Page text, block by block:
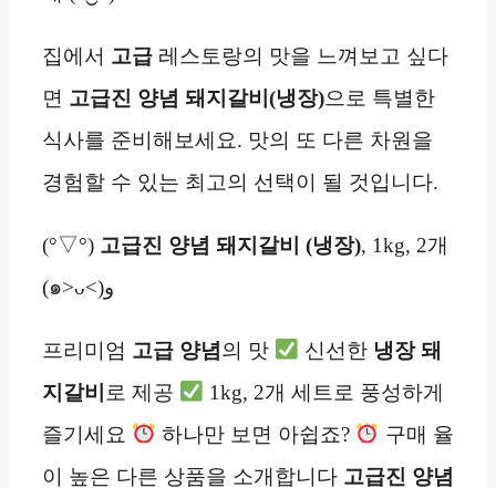
집에서 고급 레스토랑의 맛을 느껴보고 싶다
면 고급진 양념 돼지갈비(냉장)으로 특별한
식사를 준비해보세요. 맛의 또 다른 차원을
경험할 수 있는 최고의 선택이 될 것입니다.
(°▽°) 고급진 양념 돼지갈비 (냉장), 1kg, 2개
(๑˃ᴗ˂)ﻭ
프리미엄 고급 양념 의 맛 신선한 냉장 돼
지갈비 로 제공
1kg, 2개 세트로 풍성하게
즐기세요
하나만 보면 아쉽죠?
구매 율
이 높은 다른 상품을 소개합니다 고급진 양념